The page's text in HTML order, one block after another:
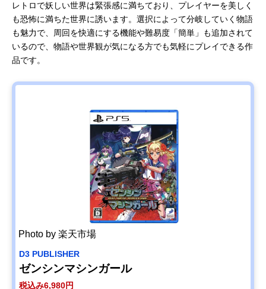
レトロで妖しい世界は緊張感に満ちており、プレイヤーを美しく
も恐怖に満ちた世界に誘います。選択によって分岐していく物語
も魅力で、周回を快適にする機能や難易度「簡単」も追加されて
いるので、物語や世界観が気になる方でも気軽にプレイできる作
品です。
Photo by 楽天市場
D3 PUBLISHER
ゼンシンマシンガール
税込み6,980円